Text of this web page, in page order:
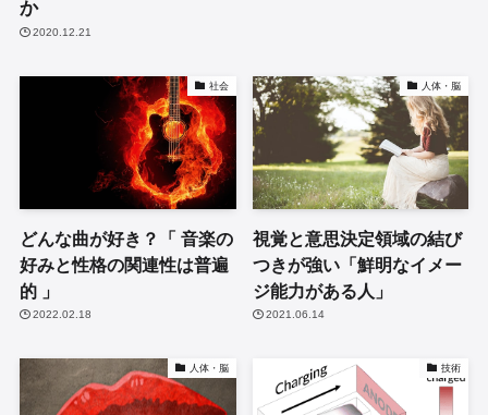
か
2020.12.21
社会
どんな曲が好き？「 音楽の
好みと性格の関連性は普遍
的 」
2022.02.18
人体・脳
視覚と意思決定領域の結び
つきが強い「鮮明なイメー
ジ能力がある人」
2021.06.14
人体・脳 技術